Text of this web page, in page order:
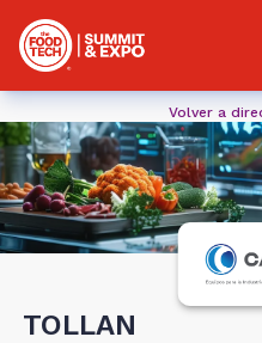
Volver a
TOLLAN